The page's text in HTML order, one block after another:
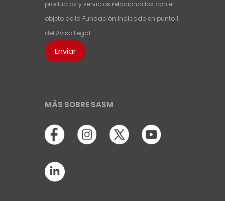
productos y servicios relacionados con el
objeto de la Fundación indicado en punto 1
del Aviso Legal
MÁS SOBRE SASM